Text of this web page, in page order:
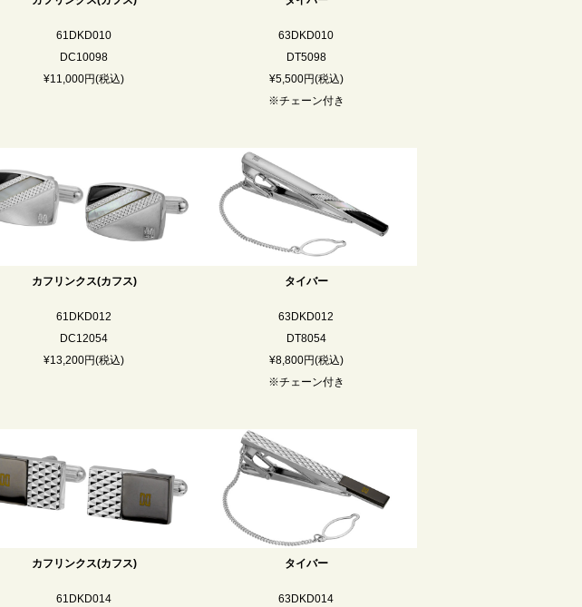
61DKD010
DC10098
¥11,000円(税込)
63DKD010
DT5098
¥5,500円(税込)
※チェーン付き
カフリンクス(カフス)
61DKD012
DC12054
¥13,200円(税込)
タイバー
63DKD012
DT8054
¥8,800円(税込)
※チェーン付き
カフリンクス(カフス)
61DKD014
タイバー
63DKD014